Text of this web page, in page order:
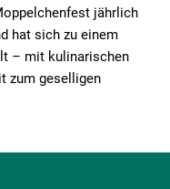
jährlich
hat sich zu einem
– mit kulinarischen
zum geselligen